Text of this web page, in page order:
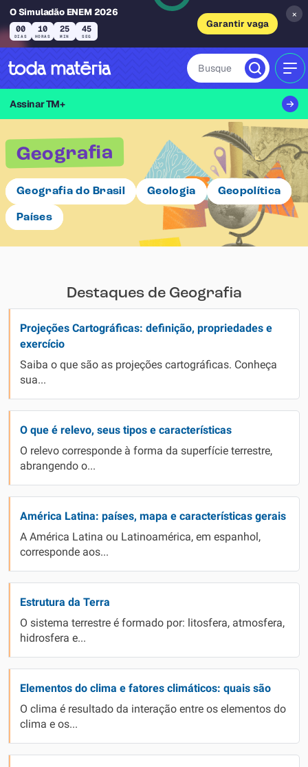
O Simuladão ENEM 2026
00
DIAS
10
HORAS
25
MIN
44
SEG
Garantir vaga
×
Busque
Assinar TM+
Geografia
Geografia do Brasil Geologia Geopolítica
Países
Destaques de Geografia
Projeções Cartográficas: definição, propriedades e
exercício
Saiba o que são as projeções cartográficas. Conheça
sua...
O que é relevo, seus tipos e características
O relevo corresponde à forma da superfície terrestre,
abrangendo o...
América Latina: países, mapa e características gerais
A América Latina ou Latinoamérica, em espanhol,
corresponde aos...
Estrutura da Terra
O sistema terrestre é formado por: litosfera, atmosfera,
hidrosfera e...
Elementos do clima e fatores climáticos: quais são
O clima é resultado da interação entre os elementos do
clima e os...